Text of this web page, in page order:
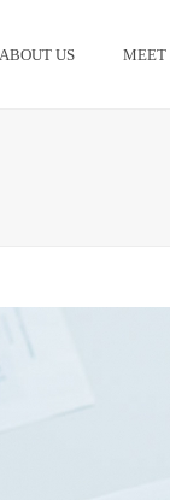
ABOUT US MEET